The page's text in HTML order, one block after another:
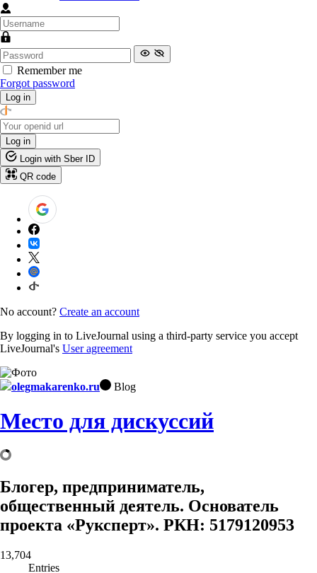
Remember me
Forgot password
Log in
Log in
Login with Sber ID
QR code
No account? Create an account
By logging in to LiveJournal using a third-party service you accept
LiveJournal's User agreement
olegmakarenko.ru Blog
Место для дискуссий
Блогер, предприниматель,
общественный деятель. Основатель
проекта «Руксперт». РКН: 5179120953
13,704
Entries